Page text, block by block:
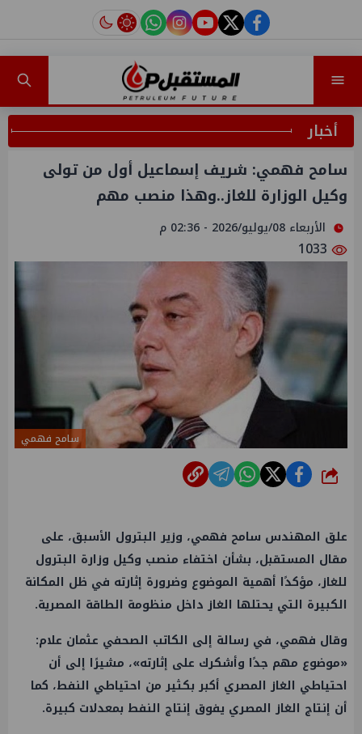
facebook
twitter
youtube
instagram
tiktok
أخبار
سامح فهمي: شريف إسماعيل أول من تولى
وكيل الوزارة للغاز..وهذا منصب مهم
الأربعاء 08/يوليو/2026 - 02:36 م
سامح فهمي
شارك
علق المهندس سامح فهمي، وزير البترول الأسبق، على
مقال المستقبل، بشأن اختفاء منصب وكيل وزارة البترول
للغاز، مؤكدًا أهمية الموضوع وضرورة إثارته في ظل المكانة
الكبيرة التي يحتلها الغاز داخل منظومة الطاقة المصرية.
وقال فهمي، في رسالة إلى الكاتب الصحفي عثمان علام:
«موضوع مهم جدًا وأشكرك على إثارته»، مشيرًا إلى أن
احتياطي الغاز المصري أكبر بكثير من احتياطي النفط، كما
أن إنتاج الغاز المصري يفوق إنتاج النفط بمعدلات كبيرة.